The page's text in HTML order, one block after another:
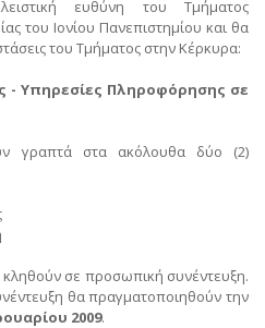
ευθύνη του Τμήματος
του Ιονίου Πανεπιστημίου και θα
του Τμήματος στην Κέρκυρα:
- Υπηρεσίες Πληροφόρησης σε
γραπτά στα ακόλουθα δύο (2)
σε προσωπική συνέντευξη.
θα πραγματοποιηθούν την
2009.